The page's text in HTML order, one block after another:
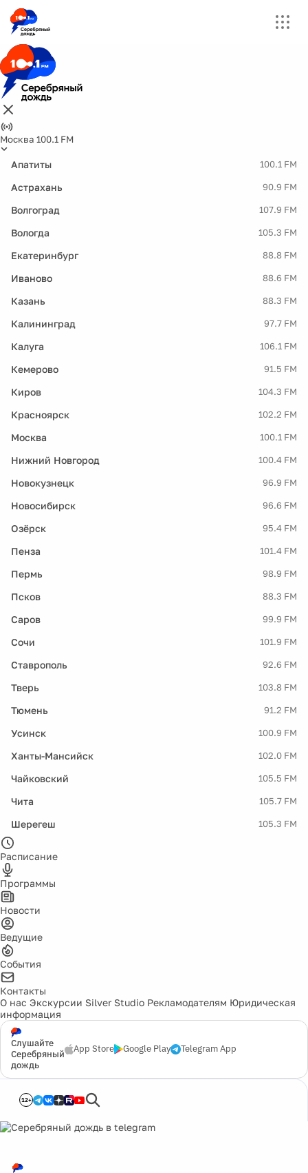
Москва 100.1 FM
Апатиты 100.1 FM
Астрахань 90.9 FM
Волгоград 107.9 FM
Вологда 105.3 FM
Екатеринбург 88.8 FM
Иваново 88.6 FM
Казань 88.3 FM
Калининград 97.7 FM
Калуга 106.1 FM
Кемерово 91.5 FM
Киров 104.3 FM
Красноярск 102.2 FM
Москва 100.1 FM
Нижний Новгород 100.4 FM
Новокузнецк 96.9 FM
Новосибирск 96.6 FM
Озёрск 95.4 FM
Пенза 101.4 FM
Пермь 98.9 FM
Псков 88.3 FM
Саров 99.9 FM
Сочи 101.9 FM
Ставрополь 92.6 FM
Тверь 103.8 FM
Тюмень 91.2 FM
Усинск 100.9 FM
Ханты-Мансийск 102.0 FM
Чайковский 105.5 FM
Чита 105.7 FM
Шерегеш 105.3 FM
Расписание
Программы
Новости
Ведущие
События
Контакты
О нас Экскурсии Silver Studio Рекламодателям Юридическая
информация
Слушайте
Серебряный
дождь
App Store Google Play Telegram App
12+